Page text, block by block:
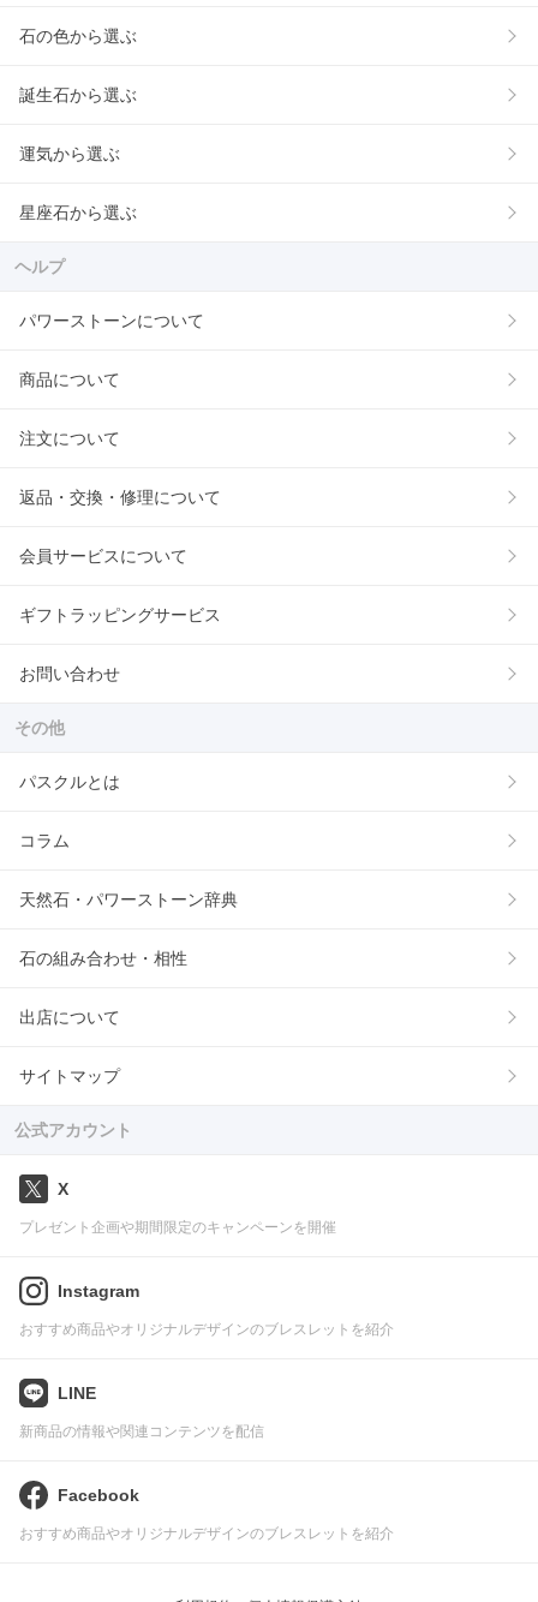
石の色から選ぶ
誕生石から選ぶ
運気から選ぶ
星座石から選ぶ
ヘルプ
パワーストーンについて
商品について
注文について
返品・交換・修理について
会員サービスについて
ギフトラッピングサービス
お問い合わせ
その他
パスクルとは
コラム
天然石・パワーストーン辞典
石の組み合わせ・相性
出店について
サイトマップ
公式アカウント
X
プレゼント企画や期間限定のキャンペーンを開催
Instagram
おすすめ商品やオリジナルデザインのブレスレットを紹介
LINE
新商品の情報や関連コンテンツを配信
Facebook
おすすめ商品やオリジナルデザインのブレスレットを紹介